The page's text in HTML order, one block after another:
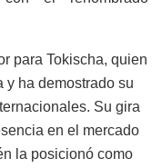
para Tokischa, quien
y ha demostrado su
Su gira
en el mercado
la posicionó como